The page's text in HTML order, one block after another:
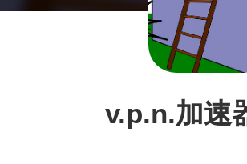
v.p.n.加速